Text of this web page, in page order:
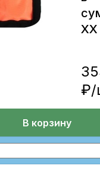
ХХ
₽/
В корзину